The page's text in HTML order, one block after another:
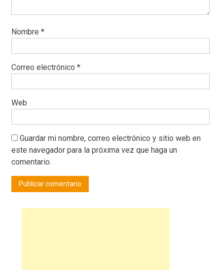
Nombre *
Correo electrónico *
Web
Guardar mi nombre, correo electrónico y sitio web en
este navegador para la próxima vez que haga un
comentario.